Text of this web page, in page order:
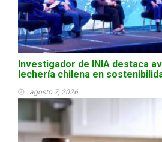
Investigador de INIA destaca
lechería chilena en
agosto 7, 2026